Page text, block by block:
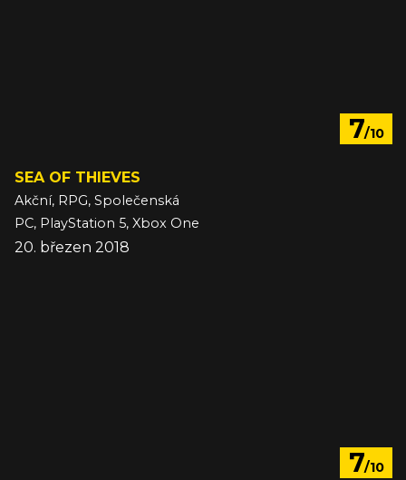
7/10
SEA OF THIEVES
Akční, RPG, Společenská
PC, PlayStation 5, Xbox One
20. březen 2018
7/10